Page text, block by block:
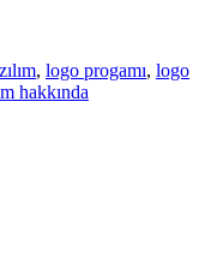
, logo progamı, logo
hakkında